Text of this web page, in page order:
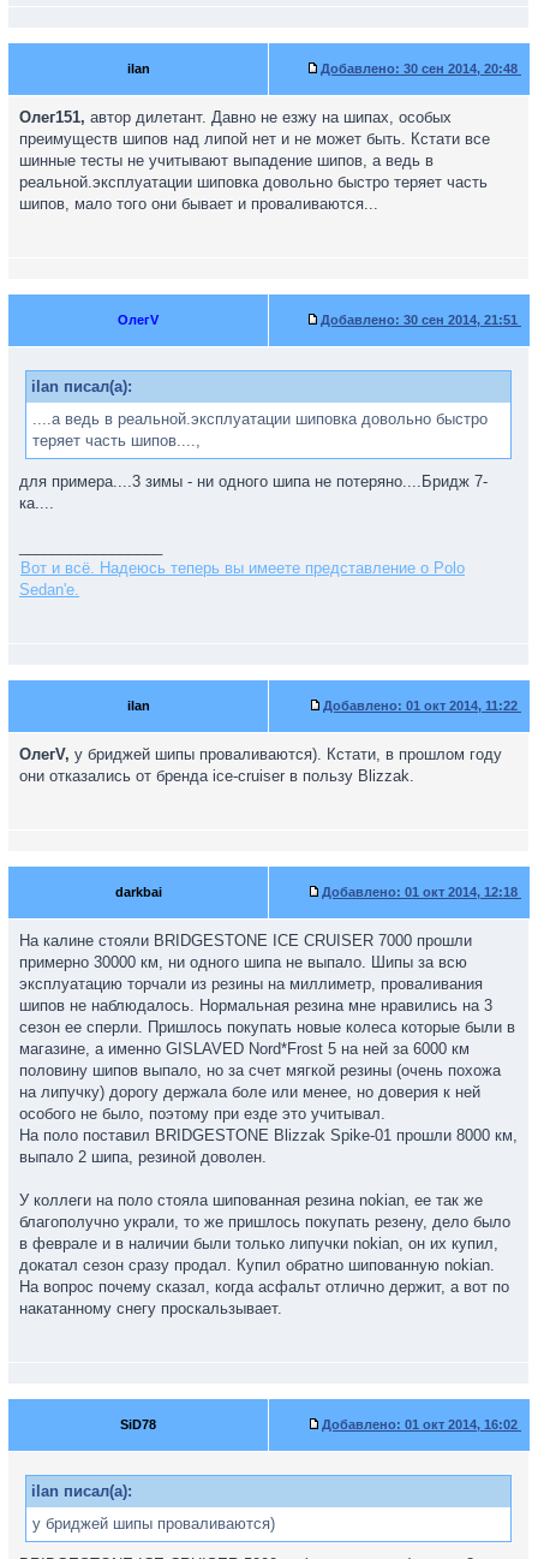
ilan Добавлено: 30 сен 2014, 20:48
Олег151, автор дилетант. Давно не езжу на шипах, особых
преимуществ шипов над липой нет и не может быть. Кстати все
шинные тесты не учитывают выпадение шипов, а ведь в
реальной.эксплуатации шиповка довольно быстро теряет часть
шипов, мало того они бывает и проваливаются...
ОлегV Добавлено: 30 сен 2014, 21:51
ilan писал(а):
....а ведь в реальной.эксплуатации шиповка довольно быстро
теряет часть шипов....,
для примера....3 зимы - ни одного шипа не потеряно....Бридж 7-
ка....
Вот и всё. Надеюсь теперь вы имеете представление о Polo
Sedan'е.
ilan Добавлено: 01 окт 2014, 11:22
ОлегV, у бриджей шипы проваливаются). Кстати, в прошлом году
они отказались от бренда ice-cruiser в пользу Blizzak.
darkbai Добавлено: 01 окт 2014, 12:18
На калине стояли BRIDGESTONE ICE CRUISER 7000 прошли
примерно 30000 км, ни одного шипа не выпало. Шипы за всю
эксплуатацию торчали из резины на миллиметр, проваливания
шипов не наблюдалось. Нормальная резина мне нравились на 3
сезон ее сперли. Пришлось покупать новые колеса которые были в
магазине, а именно GISLAVED Nord*Frost 5 на ней за 6000 км
половину шипов выпало, но за счет мягкой резины (очень похожа
на липучку) дорогу держала боле или менее, но доверия к ней
особого не было, поэтому при езде это учитывал.
На поло поставил BRIDGESTONE Blizzak Spike-01 прошли 8000 км,
выпало 2 шипа, резиной доволен.
У коллеги на поло стояла шипованная резина nokian, ее так же
благополучно украли, то же пришлось покупать резену, дело было
в феврале и в наличии были только липучки nokian, он их купил,
докатал сезон сразу продал. Купил обратно шипованную nokian.
На вопрос почему сказал, когда асфальт отлично держит, а вот по
накатанному снегу проскальзывает.
SiD78 Добавлено: 01 окт 2014, 16:02
ilan писал(а):
у бриджей шипы проваливаются)